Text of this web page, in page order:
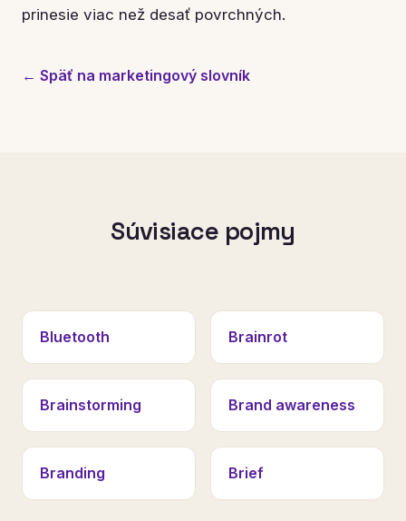
prinesie viac než desať povrchných.
← Späť na marketingový slovník
Súvisiace pojmy
Bluetooth Brainrot
Brainstorming Brand awareness
Branding Brief